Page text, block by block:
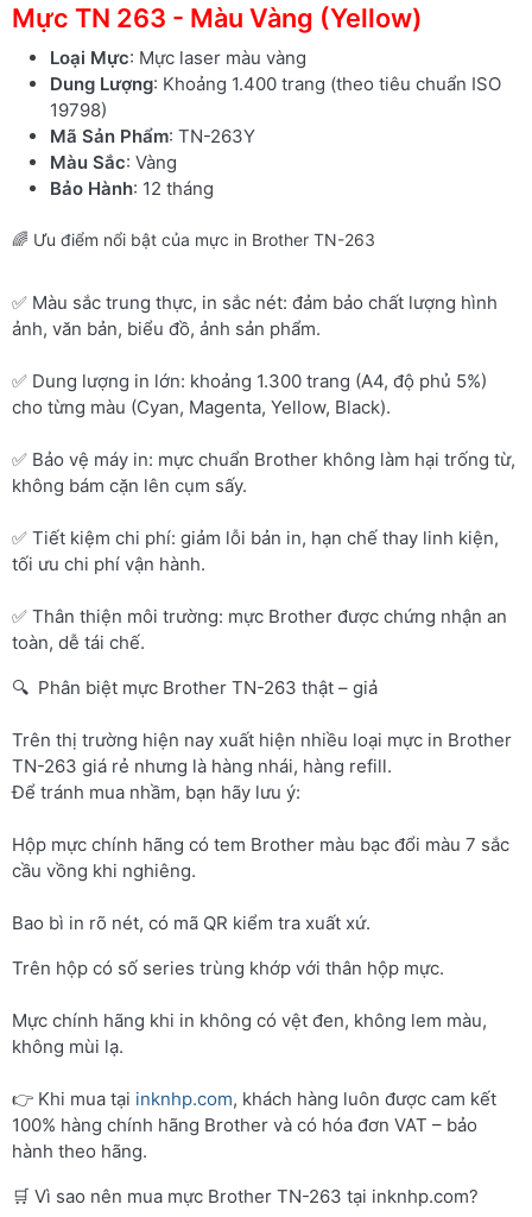
Mực TN 263 - Màu Vàng (Yellow)
Loại Mực: Mực laser màu vàng
Dung Lượng: Khoảng 1.400 trang (theo tiêu chuẩn ISO
19798)
Mã Sản Phẩm: TN-263Y
Màu Sắc: Vàng
Bảo Hành: 12 tháng
🌈 Ưu điểm nổi bật của mực in Brother TN-263
✅ Màu sắc trung thực, in sắc nét: đảm bảo chất lượng hình
ảnh, văn bản, biểu đồ, ảnh sản phẩm.
✅ Dung lượng in lớn: khoảng 1.300 trang (A4, độ phủ 5%)
cho từng màu (Cyan, Magenta, Yellow, Black).
✅ Bảo vệ máy in: mực chuẩn Brother không làm hại trống từ,
không bám cặn lên cụm sấy.
✅ Tiết kiệm chi phí: giảm lỗi bản in, hạn chế thay linh kiện,
tối ưu chi phí vận hành.
✅ Thân thiện môi trường: mực Brother được chứng nhận an
toàn, dễ tái chế.
🔍 Phân biệt mực Brother TN-263 thật – giả
Trên thị trường hiện nay xuất hiện nhiều loại mực in Brother
TN-263 giá rẻ nhưng là hàng nhái, hàng refill.
Để tránh mua nhầm, bạn hãy lưu ý:
Hộp mực chính hãng có tem Brother màu bạc đổi màu 7 sắc
cầu vồng khi nghiêng.
Bao bì in rõ nét, có mã QR kiểm tra xuất xứ.
Trên hộp có số series trùng khớp với thân hộp mực.
Mực chính hãng khi in không có vệt đen, không lem màu,
không mùi lạ.
👉 Khi mua tại inknhp.com, khách hàng luôn được cam kết
100% hàng chính hãng Brother và có hóa đơn VAT – bảo
hành theo hãng.
🛒 Vì sao nên mua mực Brother TN-263 tại inknhp.com?